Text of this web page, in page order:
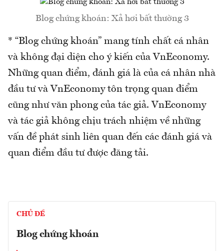
Blog chứng khoán: Xả hơi bất thường 3
* “Blog chứng khoán” mang tính chất cá nhân
và không đại diện cho ý kiến của VnEconomy.
Những quan điểm, đánh giá là của cá nhân nhà
đầu tư và VnEconomy tôn trọng quan điểm
cũng như văn phong của tác giả. VnEconomy
và tác giả không chịu trách nhiệm về những
vấn đề phát sinh liên quan đến các đánh giá và
quan điểm đầu tư được đăng tải.
CHỦ ĐỀ
Blog chứng khoán